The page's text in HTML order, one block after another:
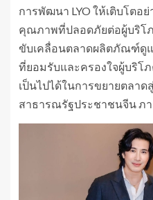
การพัฒนา LYO ให้เติบโตอ
คุณภาพที่ปลอดภัยต่อผู้บริโภ
ขับเคลื่อนตลาดผลิตภัณฑ์ดู
ที่ยอมรับและครองใจผู้บริโ
เป็นไปได้ในการขยายตลาด
สาธารณรัฐประชาชนจีน ภา